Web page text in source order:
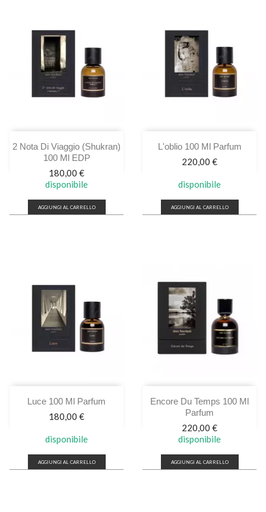
2 Nota Di Viaggio (shukran)
100 Ml EDP
Prezzo
180,00 €
disponibile
AGGIUNGI AL CARRELLO
L'oblio 100 Ml Parfum
Prezzo
220,00 €
disponibile
AGGIUNGI AL CARRELLO
Luce 100 Ml Parfum
Prezzo
180,00 €
disponibile
AGGIUNGI AL CARRELLO
Encore Du Temps 100 Ml
Parfum
Prezzo
220,00 €
disponibile
AGGIUNGI AL CARRELLO